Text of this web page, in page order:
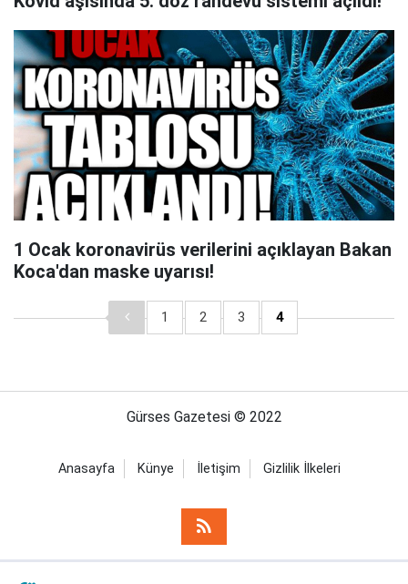
1 Ocak koronavirüs verilerini açıklayan Bakan
Koca'dan maske uyarısı!
1 2 3 4
Gürses Gazetesi © 2022
Anasayfa Künye İletişim Gizlilik İlkeleri